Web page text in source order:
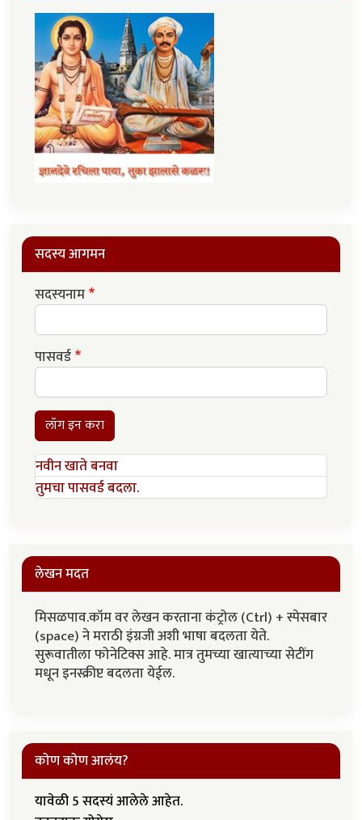
सदस्य आगमन
सदस्यनाम
पासवर्ड
लॉग इन करा
नवीन खाते बनवा
तुमचा पासवर्ड बदला.
लेखन मदत
मिसळपाव.कॉम वर लेखन करताना कंट्रोल (Ctrl) + स्पेसबार
(space) ने मराठी इंग्रजी अशी भाषा बदलता येते.
सुरूवातीला फोनेटिक्स आहे. मात्र तुमच्या खात्याच्या सेटींग
मधून इनस्क्रीप्ट बदलता येईल.
कोण कोण आलंय?
यावेळी 5 सदस्यं आलेले आहेत.